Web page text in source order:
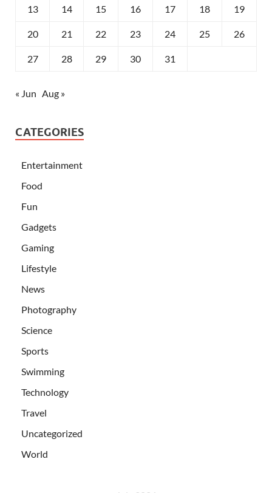
13 14 15 16 17 18 19
20 21 22 23 24 25 26
27 28 29 30 31
« Jun Aug »
CATEGORIES
Entertainment
Food
Fun
Gadgets
Gaming
Lifestyle
News
Photography
Science
Sports
Swimming
Technology
Travel
Uncategorized
World